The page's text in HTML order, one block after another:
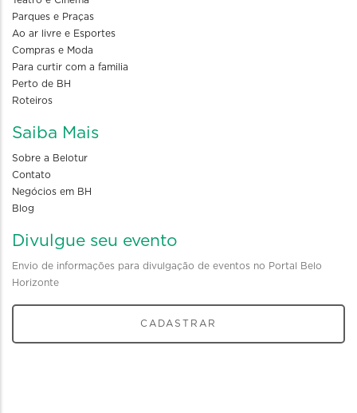
Parques e Praças
Ao ar livre e Esportes
Compras e Moda
Para curtir com a familia
Perto de BH
Roteiros
Saiba Mais
Sobre a Belotur
Contato
Negócios em BH
Blog
Divulgue seu evento
Envio de informações para divulgação de eventos no Portal Belo
Horizonte
CADASTRAR